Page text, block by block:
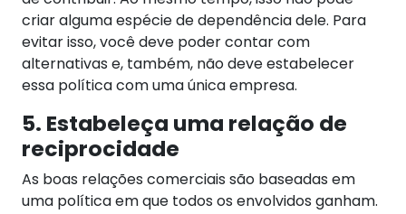
criar alguma espécie de dependência dele. Para
evitar isso, você deve poder contar com
alternativas e, também, não deve estabelecer
essa política com uma única empresa.
5. Estabeleça uma relação de
reciprocidade
As boas relações comerciais são baseadas em
uma política em que todos os envolvidos ganham.